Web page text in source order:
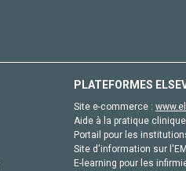
PLATEFORMES
Site e-commerce :
Aide à la pratique
Portail pour les
Site d'information sur
E-learning pour les